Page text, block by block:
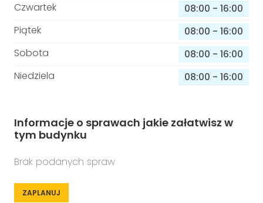
Czwartek
08:00 - 16:00
Piątek
08:00 - 16:00
Sobota
08:00 - 16:00
Niedziela
08:00 - 16:00
Informacje o sprawach jakie załatwisz w
tym budynku
Brak podanych spraw
ZAPLANUJ